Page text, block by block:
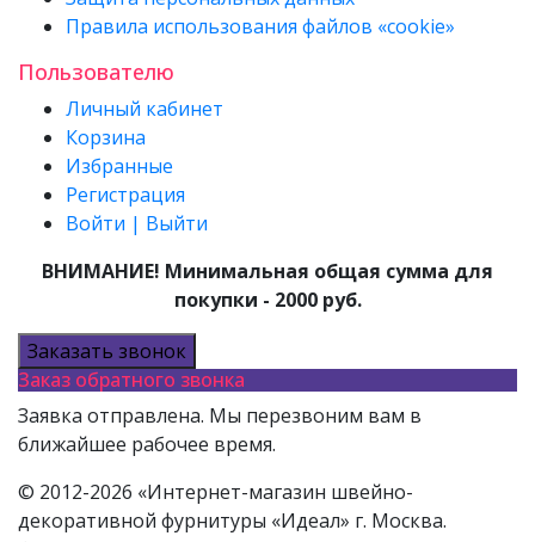
Правила использования файлов «cookie»
Пользователю
Личный кабинет
Корзина
Избранные
Регистрация
Войти | Выйти
ВНИМАНИЕ! Минимальная общая сумма для
покупки - 2000 руб.
Заказать звонок
Заказ обратного звонка
Заявка отправлена. Мы перезвоним вам в
ближайшее рабочее время.
© 2012-2026 «Интернет-магазин швейно-
декоративной фурнитуры «Идеал» г. Москва.